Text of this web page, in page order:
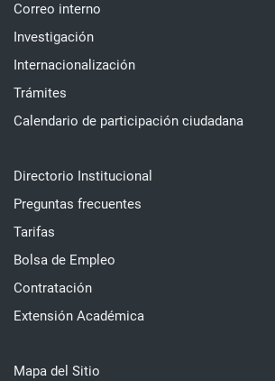
Correo interno
Investigación
Internacionalización
Trámites
Calendario de participación ciudadana
Directorio Institucional
Preguntas frecuentes
Tarifas
Bolsa de Empleo
Contratación
Extensión Académica
Mapa del Sitio